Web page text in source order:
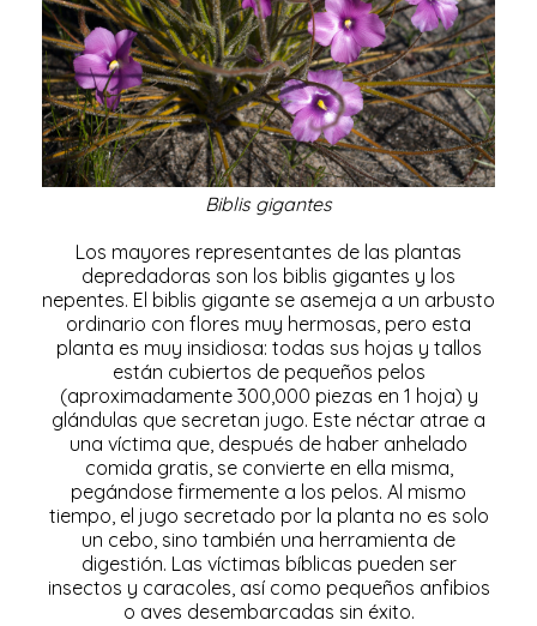
Biblis gigantes
Los mayores representantes de las plantas
depredadoras son los biblis gigantes y los
nepentes. El biblis gigante se asemeja a un arbusto
ordinario con flores muy hermosas, pero esta
planta es muy insidiosa: todas sus hojas y tallos
están cubiertos de pequeños pelos
(aproximadamente 300,000 piezas en 1 hoja) y
glándulas que secretan jugo. Este néctar atrae a
una víctima que, después de haber anhelado
comida gratis, se convierte en ella misma,
pegándose firmemente a los pelos. Al mismo
tiempo, el jugo secretado por la planta no es solo
un cebo, sino también una herramienta de
digestión. Las víctimas bíblicas pueden ser
insectos y caracoles, así como pequeños anfibios
o aves desembarcadas sin éxito.